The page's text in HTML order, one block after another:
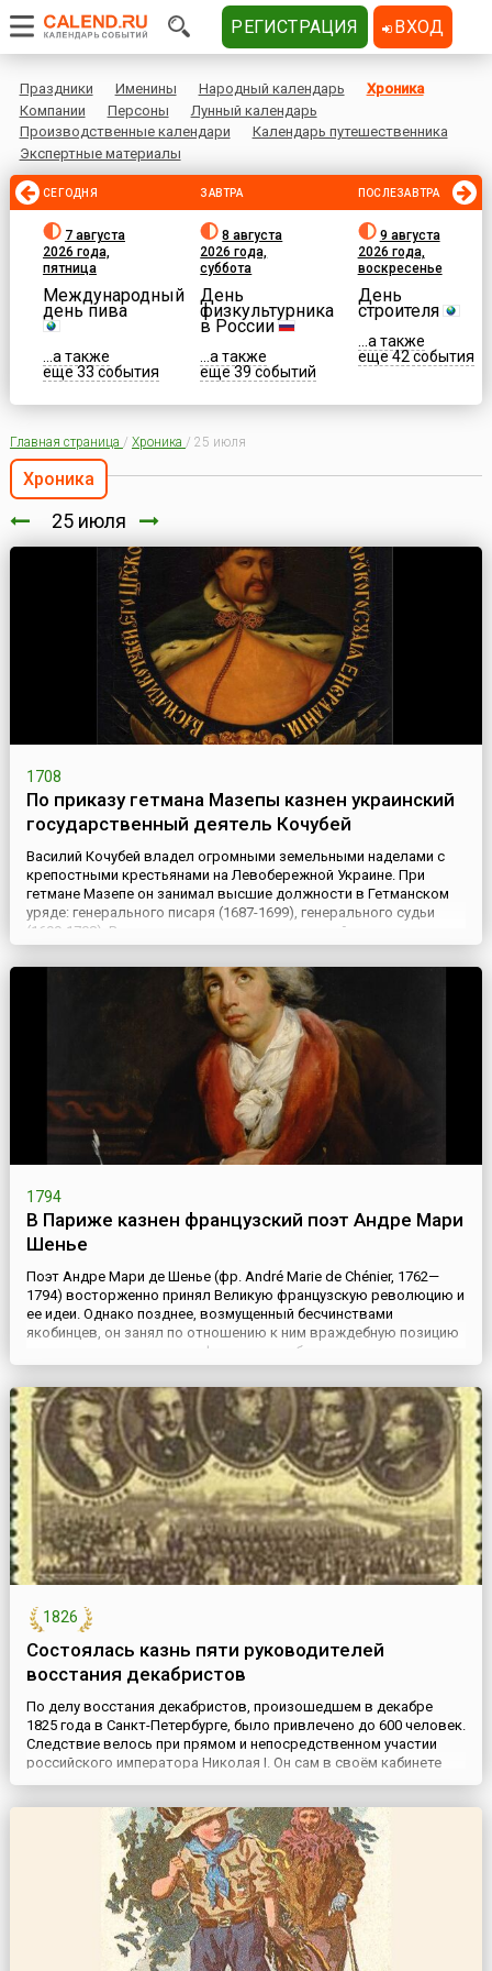
Праздники Именины Народный календарь
Хроника
Компании
Персоны
Лунный календарь
Производственные календари
Календарь путешественника
Экспертные материалы
СЕГОДНЯ
7 августа
2026 года,
пятница
Международный
день пива
...а также
еще 33 события
ЗАВТРА
8 августа
2026 года,
суббота
День
физкультурника
в России
...а также
еще 39 событий
ПОСЛЕЗАВТРА
9 августа
2026 года,
воскресенье
День
строителя
...а также
еще 42 события
Главная страница / Хроника / 25 июля
Хроника
25 июля
1708
По приказу гетмана Мазепы казнен украинский
государственный деятель Кочубей
Василий Кочубей владел огромными земельными наделами с
крепостными крестьянами на Левобережной Украине. При
гетмане Мазепе он занимал высшие должности в Гетманском
уряде: генерального писаря (1687-1699), генерального судьи
(1699-1708). В составе украинских казацких войск участвовал в
Азовских походах (1695-1696). Узнав о тайных переговорах
Мазепы со шведским королем Карлом XII и польским корол...
1794
В Париже казнен французский поэт Андре Мари
Шенье
Поэт Андре Мари де Шенье (фр. André Marie de Chénier, 1762—
1794) восторженно принял Великую французскую революцию и
ее идеи. Однако позднее, возмущенный бесчинствами
якобинцев, он занял по отношению к ним враждебную позицию
и выступал с резкими памфлетами в либерально-
монархической прессе. Он посвятил оду Шарлотте Корде,
убийце Марата, помогал Мальзербу в подготовке защиты
Людовика XVI. 7 март...
1826
Состоялась казнь пяти руководителей
восстания декабристов
По делу восстания декабристов, произошедшем в декабре
1825 года в Санкт-Петербурге, было привлечено до 600 человек.
Следствие велось при прямом и непосредственном участии
российского императора Николая I. Он сам в своём кабинете
вёл допросы. Следственная комиссия о каждом шаге в ходе
приговор выносил по сути дела сам государь.Результатом р...
РЕГИСТРАЦИЯ ВХОД